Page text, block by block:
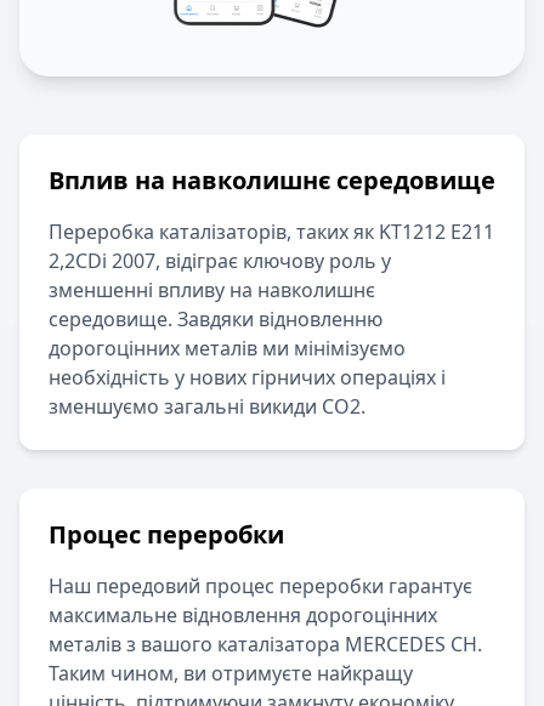
Вплив на навколишнє середовище
Переробка каталізаторів, таких як KT1212 E211
2,2CDi 2007, відіграє ключову роль у
зменшенні впливу на навколишнє
середовище. Завдяки відновленню
дорогоцінних металів ми мінімізуємо
необхідність у нових гірничих операціях і
зменшуємо загальні викиди CO2.
Процес переробки
Наш передовий процес переробки гарантує
максимальне відновлення дорогоцінних
металів з вашого каталізатора MERCEDES CH.
Таким чином, ви отримуєте найкращу